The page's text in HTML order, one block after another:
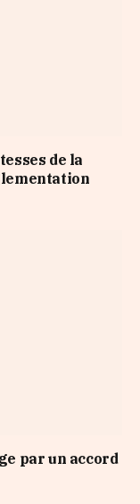
de la
par un accord